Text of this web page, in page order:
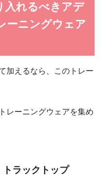
入れるべきアデ
ーニングウェア
加えるなら、このトレー
レーニングウェアを集め
トラックトップ